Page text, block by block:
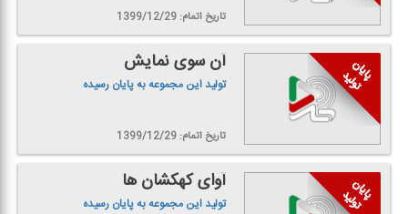
تاریخ اتمام: 1399/12/29
آن سوی نمایش
تولید این مجموعه به پایان رسیده
تاریخ اتمام: 1399/12/29
آوای كهكشان ها
تولید این مجموعه به پایان رسیده